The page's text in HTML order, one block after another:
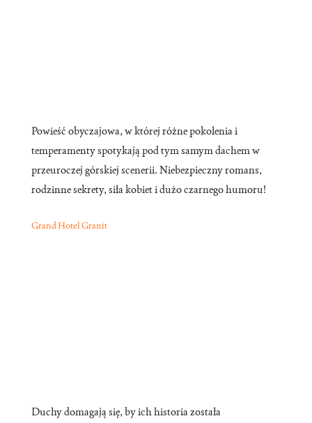
Powieść obyczajowa, w której różne pokolenia i
temperamenty spotykają pod tym samym dachem w
przeuroczej górskiej scenerii. Niebezpieczny romans,
rodzinne sekrety, siła kobiet i dużo czarnego humoru!
Grand Hotel Granit
Duchy domagają się, by ich historia została